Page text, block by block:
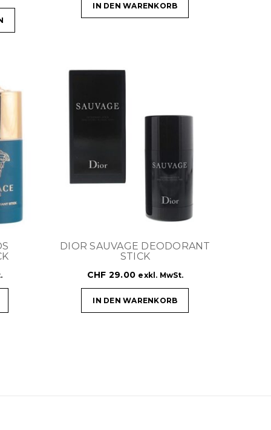
IN DEN WARENKORB
DIOR SAUVAGE DEODORANT
STICK
CHF 29.00 exkl. MwSt.
IN DEN WARENKORB